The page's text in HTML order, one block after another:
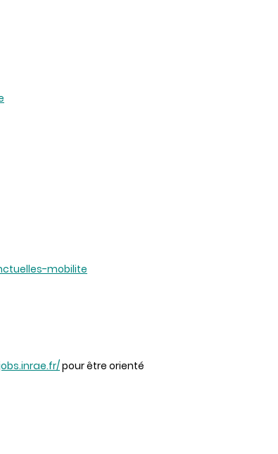
mobilite
pour être orienté